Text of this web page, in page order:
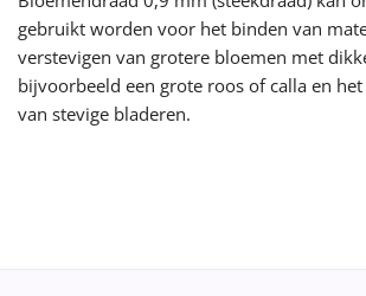
gebruikt worden voor het binden van
verstevigen van grotere bloemen met
bijvoorbeeld een grote roos of calla en
van stevige bladeren.